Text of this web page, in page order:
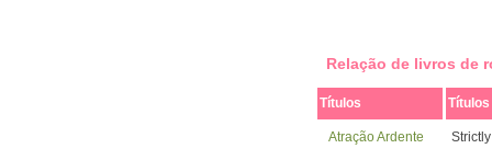
Relação de livros de
Títulos
Atração Ardente